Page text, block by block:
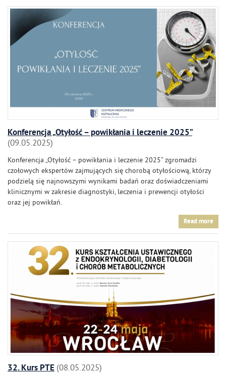
Konferencja „Otyłość – powikłania i leczenie 2025”
09.05.2025
Konferencja „Otyłość – powikłania i leczenie 2025” zgromadzi
czołowych ekspertów zajmujących się chorobą otyłościową, którzy
podzielą się najnowszymi wynikami badań oraz doświadczeniami
klinicznymi w zakresie diagnostyki, leczenia i prewencji otyłości
oraz jej powikłań.
Read more
32. Kurs PTE 08.05.2025